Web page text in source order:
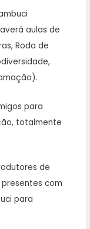
aulas de
Roda de
para
totalmente
de
com
para